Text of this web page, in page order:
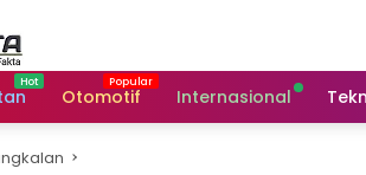
Otomotif Internasional